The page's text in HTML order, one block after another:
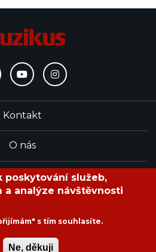
Kontakt
O nás
Redakce
poskytování služeb,
a analýze návštěvnosti
s tím souhlasíte.
Ne, děkuji